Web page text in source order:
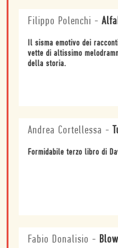
Filippo Polenchi -
Il sisma emotivo dei
vette di altissimo
della storia.
Andrea Cortellessa -
Formidabile terzo libro di
Fabio Donalisio -